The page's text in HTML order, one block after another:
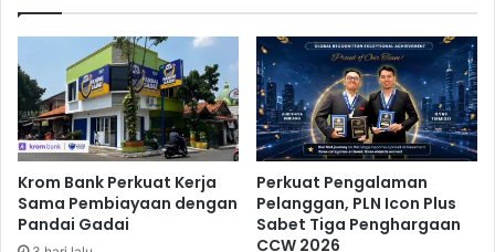
t
o
p
i
l
o
t
n
t
e
r
A
k
Krom Bank Perkuat Kerja
Sama Pembiayaan dengan
Pandai Gadai
Perkuat Pengalaman
Pelanggan, PLN Icon Plus
Sabet Tiga Penghargaan
CCW 2026